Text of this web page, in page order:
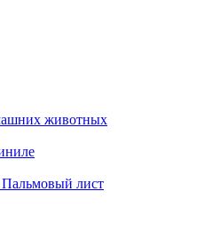
животных
лист